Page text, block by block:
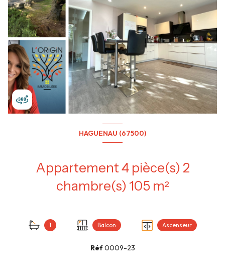
HAGUENAU (67500)
Appartement 4 pièce(s) 2
chambre(s) 105 m²
1 Balcon Ascenseur
Réf0009-23